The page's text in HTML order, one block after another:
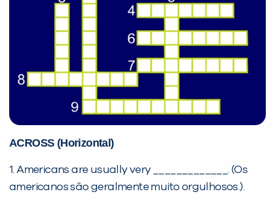
ACROSS (Horizontal)
1. Americans are usually very _____________. (Os
americanos são geralmente muito orgulhosos.).
Preencha com seus dados abaixo e